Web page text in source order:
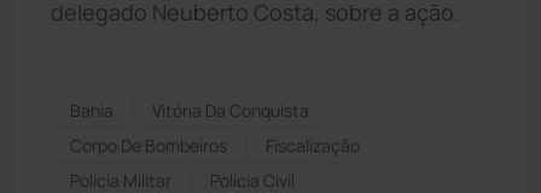
delegado Neuberto Costa, sobre a ação.
Bahia
Vitória Da Conquista
Corpo De Bombeiros
Fiscalização
Polícia Militar
Polícia Civil